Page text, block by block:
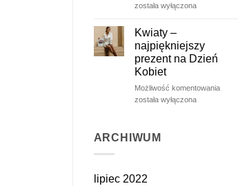
została wyłączona
Kwiaty –
najpiękniejszy
prezent na Dzień
Kobiet
Możliwość komentowaniaKwiaty
została wyłączona
ARCHIWUM
lipiec 2022